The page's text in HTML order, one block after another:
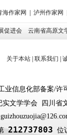
海作家网 | 泸州作家网
促进会 云南省高原文
关于本站| 联系我们 |
业信息化部备案/许
实文学学会 四川
212737803